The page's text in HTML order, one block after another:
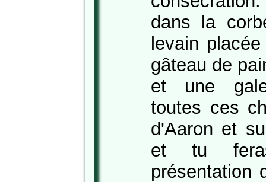
dans la
levain
gâteau de
et une
toutes ces
d'Aaron et
et tu
présentation